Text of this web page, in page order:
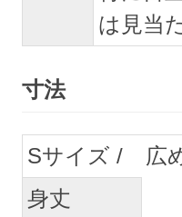
は見当
寸法
S
広
身丈